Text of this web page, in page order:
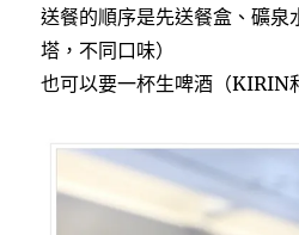
送餐的順序是先送餐盒、礦泉
塔，不同口味）
也可以要一杯生啤酒（KIRIN